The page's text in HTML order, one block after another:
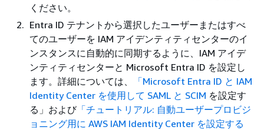
ください。
Entra ID テナントから選択したユーザーまたはすべ
てのユーザーを IAM アイデンティティセンターのイ
ンスタンスに自動的に同期するように、IAM アイデ
ンティティセンターと Microsoft Entra ID を設定し
ます。詳細については、
「Microsoft Entra ID と IAM
Identity Center を使用して SAML と SCIM を設定す
る」および「チュートリアル: 自動ユーザープロビジ
ョニング用に AWS IAM Identity Center を設定する